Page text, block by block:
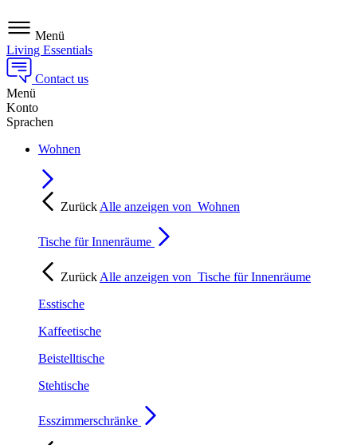
Menü
Living Essentials
Contact us
Menü
Konto
Sprachen
Wohnen
Zurück Alle anzeigen von Wohnen
Tische für Innenräume
Zurück Alle anzeigen von Tische für Innenräume
Esstische
Kaffeetische
Beistelltische
Stehtische
Esszimmerschränke